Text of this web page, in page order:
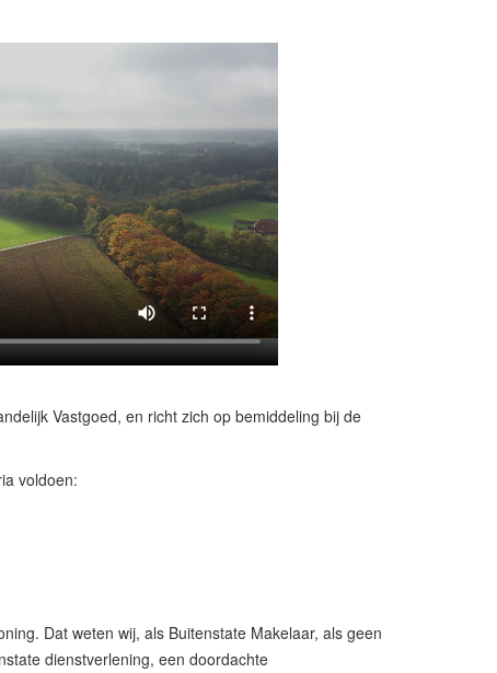
Vastgoed, en richt zich op bemiddeling bij de
voldoen:
Dat weten wij, als Buitenstate Makelaar, als geen
dienstverlening, een doordachte